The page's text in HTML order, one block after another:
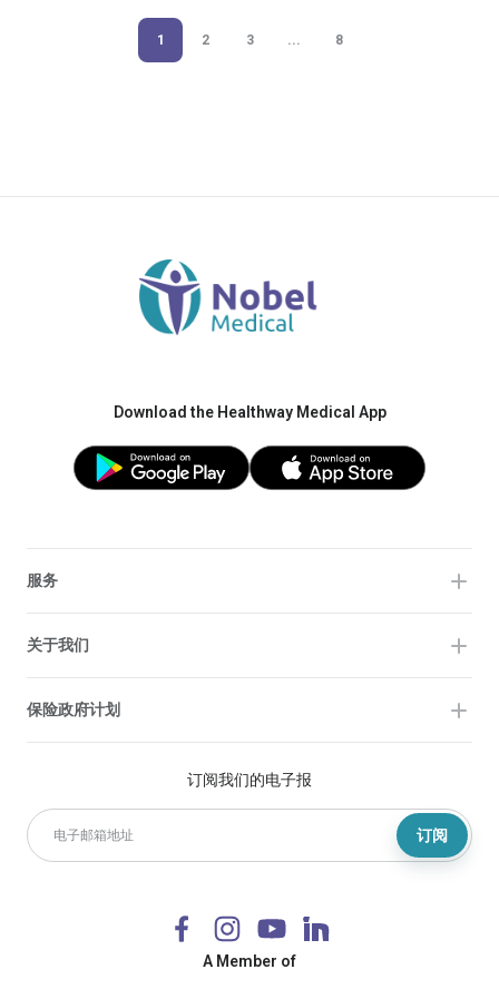
1 2 3 ... 8
Download the Healthway Medical App
订阅我们的电子报
订阅
A Member of
服务
关于我们
保险政府计划